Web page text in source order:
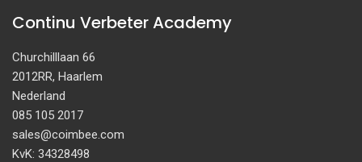
Continu Verbeter Academy
Churchilllaan 66
2012RR, Haarlem
Nederland
085 105 2017
sales@coimbee.com
KvK: 34328498